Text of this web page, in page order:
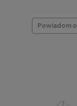
Powiadom